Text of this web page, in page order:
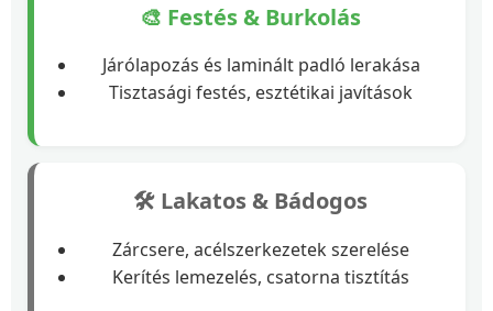
🎨 Festés & Burkolás
Járólapozás és laminált padló lerakása
Tisztasági festés, esztétikai javítások
🛠️ Lakatos & Bádogos
Zárcsere, acélszerkezetek szerelése
Kerítés lemezelés, csatorna tisztítás